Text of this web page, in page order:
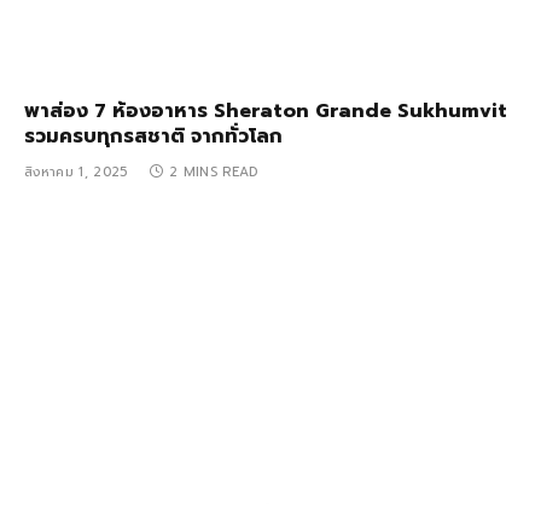
พาส่อง 7 ห้องอาหาร Sheraton Grande Sukhumvit
รวมครบทุกรสชาติ จากทั่วโลก
สิงหาคม 1, 2025 2 MINS READ